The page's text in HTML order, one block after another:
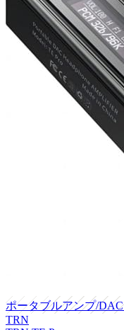
ポータブルアンプ/DAC
TRN